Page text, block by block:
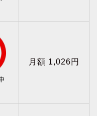
月額 1,026円